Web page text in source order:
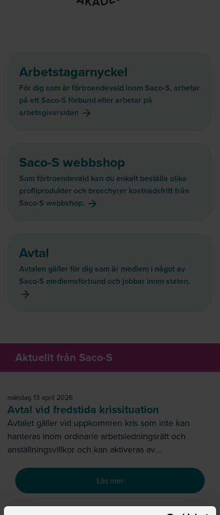
Arbetstagarnyckel
För dig som är förtroendevald inom Saco-S, arbetar
på ett Saco-S förbund eller arbetar på
arbetsgivarsidan
Saco-S webbshop
Som förtroendevald kan du enkelt beställa olika
profilprodukter och broschyrer kostnadsfritt från
Saco-S webbshop.
Avtal
Avtalen gäller för dig som är medlem i något av
Saco-S medlemsförbund och jobbar inom staten.
Aktuellt från Saco-S
måndag 13 april 2026
Avtal vid fredstida krissituation
Avtalet gäller vid uppkommen kris som inte kan
hanteras inom ordinarie arbetsledningsrätt och
anställningsvillkor och kan aktiveras av
arbetsgivaren.
Läs merAvtal vid fredstida